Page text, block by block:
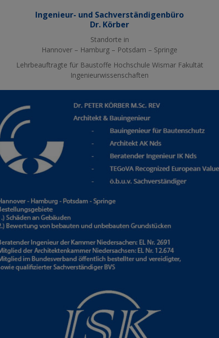
Ingenieur- und Sachverständigenbüro
Dr. Körber
Standorte in
Hannover – Hamburg – Potsdam – Springe
Lehrbeauftragte für Baustoffe Hochschule Wismar Fakultät
Ingenieurwissenschaften